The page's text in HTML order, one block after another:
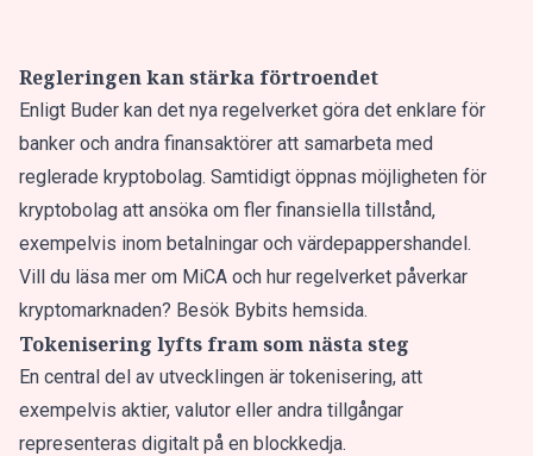
Regleringen kan stärka förtroendet
Enligt Buder kan det nya regelverket göra det enklare för
banker och andra finansaktörer att samarbeta med
reglerade kryptobolag. Samtidigt öppnas möjligheten för
kryptobolag att ansöka om fler finansiella tillstånd,
exempelvis inom betalningar och värdepappershandel.
Vill du läsa mer om MiCA och hur regelverket påverkar
kryptomarknaden? Besök Bybits hemsida.
Tokenisering lyfts fram som nästa steg
En central del av utvecklingen är tokenisering, att
exempelvis aktier, valutor eller andra tillgångar
representeras digitalt på en blockkedja.